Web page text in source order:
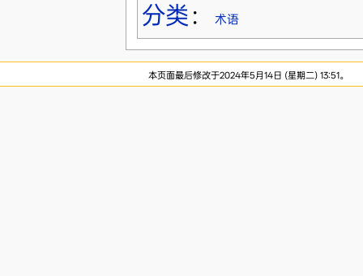
分类 ： 术语
本页面最后修改于2024年5月14日 (星期二) 13:51。